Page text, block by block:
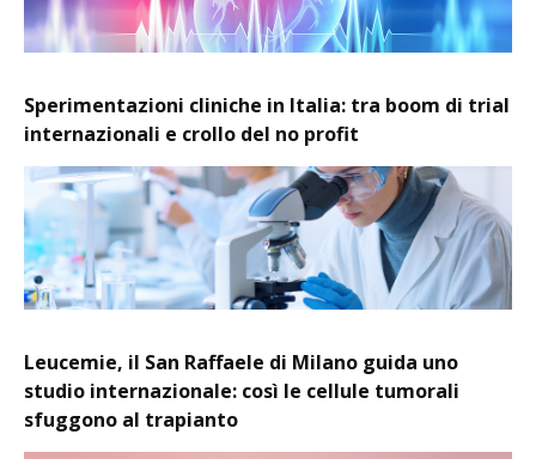
Sperimentazioni cliniche in Italia: tra boom di trial
internazionali e crollo del no profit
Leucemie, il San Raffaele di Milano guida uno
studio internazionale: così le cellule tumorali
sfuggono al trapianto